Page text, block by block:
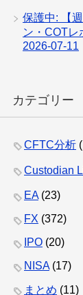
保護中: 【
ン・COTレ
2026-07-11
カテゴリー
CFTC分析
Custodian
EA(23)
FX (372)
IPO (20)
NISA(17)
まとめ (11)